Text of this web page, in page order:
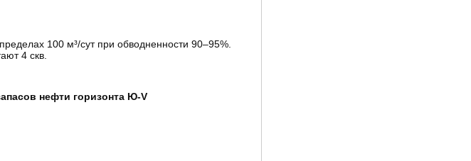
100 м³/сут при обводненности 90–95%.
4 скв.
нефти горизонта Ю-V